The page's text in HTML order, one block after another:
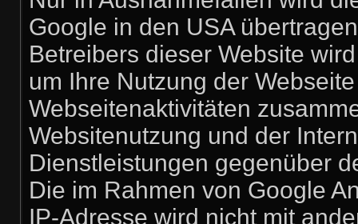
Google in den USA
Betreibers dieser Website
um Ihre Nutzung der
Webseitenaktivitäten
Websitenutzung und der
Dienstleistungen gegenüber
Die im Rahmen von Google
IP-Adresse wird nicht mit